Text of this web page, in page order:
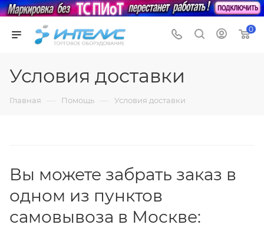
0
Условия доставки
Главная — Помощь — Условия доставки
Вы можете забрать заказ в
одном из пунктов
самовывоза в Москве: